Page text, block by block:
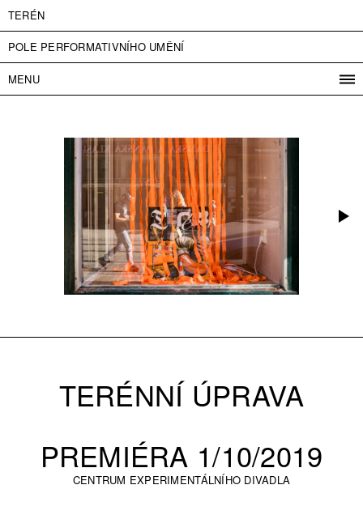
TERÉN
POLE PERFORMATIVNÍHO UMĚNÍ
MENU
ENGLISH
TERÉNNÍ ÚPRAVA
PREMIÉRA 1/10/2019
CENTRUM EXPERIMENTÁLNÍHO DIVADLA